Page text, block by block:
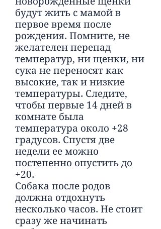
будут жить с мамой в
первое время после
рождения. Помните, не
желателен перепад
температур, ни щенки, ни
сука не переносят как
высокие, так и низкие
температуры. Следите,
чтобы первые 14 дней в
комнате была
температура около +28
градусов. Спустя две
недели ее можно
постепенно опустить до
+20.
Собака после родов
должна отдохнуть
несколько часов. Не стоит
сразу же начинать